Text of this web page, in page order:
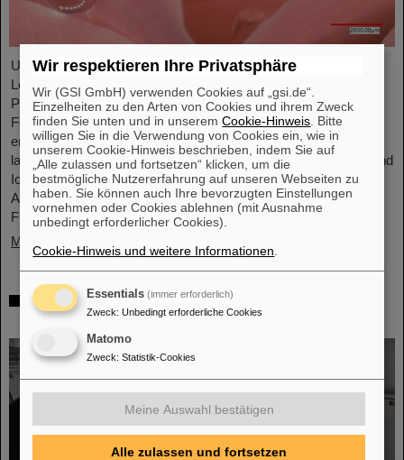
Unter Führung von Professorin María Eugenia Toimil-Molares,
Leiterin der Abteilung Materialforschung von GSI/FAIR und
Professorin an der Technischen Universität Darmstadt, hat ein
Forschungsteam neuartige Oberflächen aus Goldnanodrähten
entwickelt, deren Benetzungsverhalten sich gezielt steuern
lassen. Diese Materialien, hergestellt durch Elektrodeposition und
Ionenspur-Nanotechnologie, eröffnen neue Perspektiven für
Anwendungen in mikrofluidischen Geräten, im
Flüssigkeitstransport und in der…
Mehr »
Von der Raumstation ins Forschungslabor:
Astronauten zu Gast bei GSI und FAIR
Wir respektieren Ihre Privatsphäre
Wir (GSI GmbH) verwenden Cookies auf „gsi.de“.
Einzelheiten zu den Arten von Cookies und ihrem Zweck
finden Sie unten und in unseremCookie-Hinweis . Bitte
willigen Sie in die Verwendung von Cookies ein, wie in
unserem Cookie-Hinweis beschrieben, indem Sie auf
„Alle zulassen und fortsetzen“ klicken, um die
bestmögliche Nutzererfahrung auf unseren Webseiten zu
haben. Sie können auch Ihre bevorzugten Einstellungen
vornehmen oder Cookies ablehnen (mit Ausnahme
unbedingt erforderlicher Cookies).
Cookie-Hinweis und weitere Informationen
Essentials (immer erforderlich)
Zweck: Unbedingt erforderliche Cookies
Matomo
Zweck: Statistik-Cookies
Meine Auswahl bestätigen
Alle zulassen und fortsetzen